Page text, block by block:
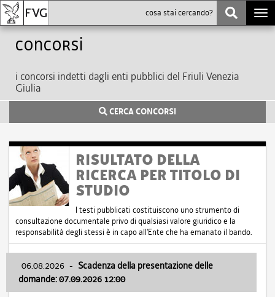
Concorsi
i concorsi indetti dagli enti pubblici del Friuli Venezia
Giulia
CERCA CONCORSI
RISULTATO DELLA
RICERCA PER TITOLO DI
STUDIO
I testi pubblicati costituiscono uno strumento di
consultazione documentale privo di qualsiasi valore giuridico e la
responsabilità degli stessi è in capo all'Ente che ha emanato il bando.
06.08.2026 - Scadenza della presentazione delle
domande: 07.09.2026 12:00